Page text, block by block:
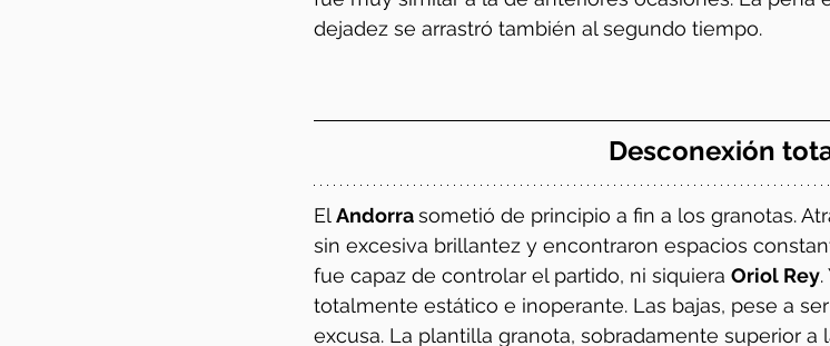
dejadez se arrastró también al segundo tiempo.
Desconexión
El Andorra sometió de principio a fin a los granotas.
sin excesiva brillantez y encontraron espacios
fue capaz de controlar el partido, ni siquiera Oriol Rey
totalmente estático e inoperante. Las bajas, pese a
excusa. La plantilla granota, sobradamente superior a